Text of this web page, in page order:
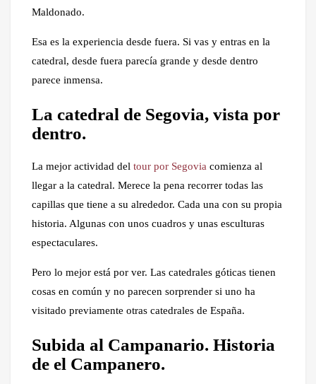
Maldonado.
Esa es la experiencia desde fuera. Si vas y entras en la
catedral, desde fuera parecía grande y desde dentro
parece inmensa.
La catedral de Segovia, vista por
dentro.
La mejor actividad del tour por Segovia comienza al
llegar a la catedral. Merece la pena recorrer todas las
capillas que tiene a su alrededor. Cada una con su propia
historia. Algunas con unos cuadros y unas esculturas
espectaculares.
Pero lo mejor está por ver. Las catedrales góticas tienen
cosas en común y no parecen sorprender si uno ha
visitado previamente otras catedrales de España.
Subida al Campanario. Historia
de el Campanero.